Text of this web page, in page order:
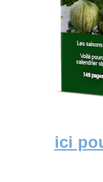
ici